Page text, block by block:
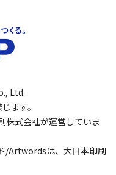
Ltd.
ます。
株式会社が運営していま
/Artwordsは、大日本印刷